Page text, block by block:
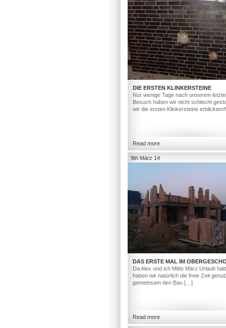
DIE ERSTEN KLINKERSTEINE
Nur wenige Tage nach unserem
Besuch haben wir nicht schlecht
wir die ersten Klinkersteine
Read more
9th März 14
DAS ERSTE MAL IM
Da Alex und ich Mitte März Urlaub
haben wir natürlich die freie Zeit
gemeinsam den Bau […]
Read more